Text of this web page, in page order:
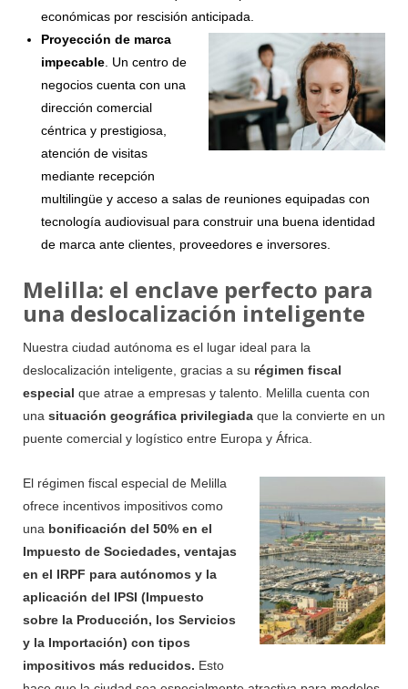
económicas por rescisión anticipada.
Proyección de marca
impecable . Un centro de
negocios cuenta con una
dirección comercial
céntrica y prestigiosa,
atención de visitas
mediante recepción
multilingüe y acceso a salas de reuniones equipadas con
tecnología audiovisual para construir una buena identidad
de marca ante clientes, proveedores e inversores.
Melilla: el enclave perfecto para
una deslocalización inteligente
Nuestra ciudad autónoma es el lugar ideal para la
deslocalización inteligente, gracias a su régimen fiscal
especial que atrae a empresas y talento. Melilla cuenta con
una situación geográfica privilegiada que la convierte en un
puente comercial y logístico entre Europa y África.
El régimen fiscal especial de Melilla
ofrece incentivos impositivos como
una bonificación del 50% en el
Impuesto de Sociedades, ventajas
en el IRPF para autónomos y la
aplicación del IPSI (Impuesto
sobre la Producción, los Servicios
y la Importación) con tipos
impositivos más reducidos. Esto